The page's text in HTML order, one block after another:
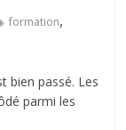
formation,
bien passé. Les
parmi les